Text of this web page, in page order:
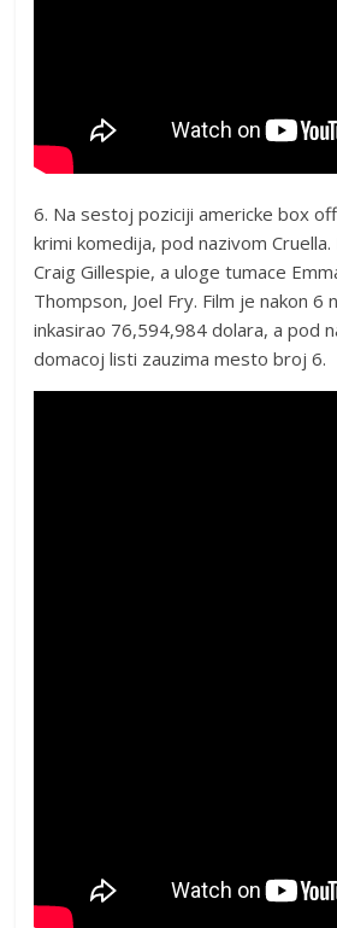
6. Na sestoj poziciji americke box
krimi komedija, pod nazivom
Craig Gillespie, a uloge tumace
Thompson, Joel Fry. Film je nakon 6
inkasirao 76,594,984 dolara, a pod
domacoj listi zauzima mesto broj 6.